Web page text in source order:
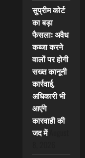
सुप्रीम कोर्ट
का बड़ा
फैसला: अवैध
कब्जा करने
वालों पर होगी
सख्त कानूनी
कार्रवाई,
अधिकारी भी
आएंगे
कारवाही की
जद में